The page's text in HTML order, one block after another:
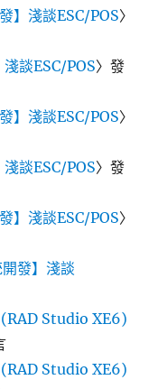
】淺談ESC/POS〉
淺談ESC/POS〉發
】淺談ESC/POS〉
淺談ESC/POS〉發
】淺談ESC/POS〉
開發】淺談
Studio XE6)
Studio XE6)